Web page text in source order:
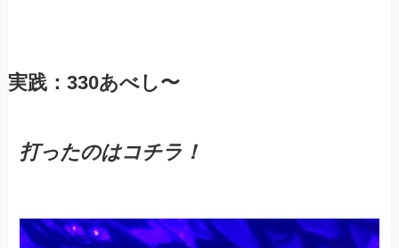
実践：330あべし〜
打ったのはコチラ！